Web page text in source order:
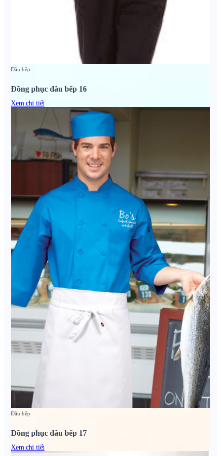
Đầu bếp
Đồng phục đầu bếp 16
Xem chi tiết
Đầu bếp
Đồng phục đầu bếp 17
Xem chi tiết